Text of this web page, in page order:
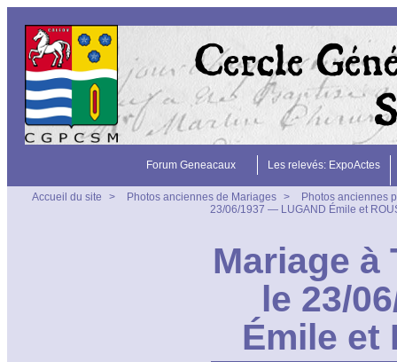
Forum Geneacaux Les relevés: ExpoActes
Accueil du site > Photos anciennes de Mariages >
Photos anciennes
23/06/1937 — LUGAND Émile et
Mariage à
le 23/
Émile et